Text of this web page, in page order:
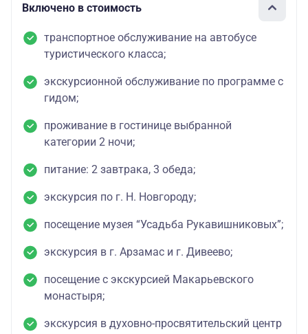
Включено в стоимость
транспортное обслуживание на автобусе
туристического класса;
экскурсионной обслуживание по программе с
гидом;
проживание в гостинице выбранной
категории 2 ночи;
питание: 2 завтрака, 3 обеда;
экскурсия по г. Н. Новгороду;
посещение музея “Усадьба Рукавишниковых”;
экскурсия в г. Арзамас и г. Дивеево;
посещение с экскурсией Макарьевского
монастыря;
экскурсия в духовно-просвятительский центр